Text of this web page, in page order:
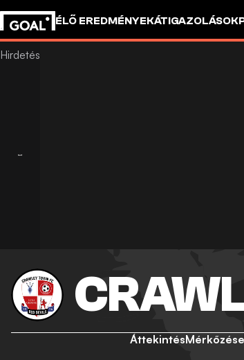
ÉLŐ EREDMÉNYEKÁTIGAZOLÁSOK
Áttekintés